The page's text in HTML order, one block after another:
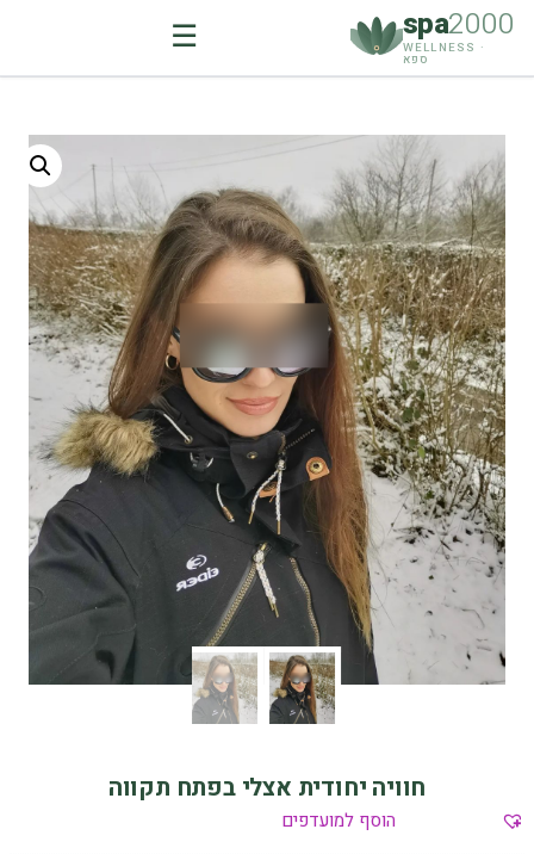
spa2000
WELLNESS ·
ספא ☰
חוויה יחודית אצלי בפתח תקווה
הוסף למועדפים